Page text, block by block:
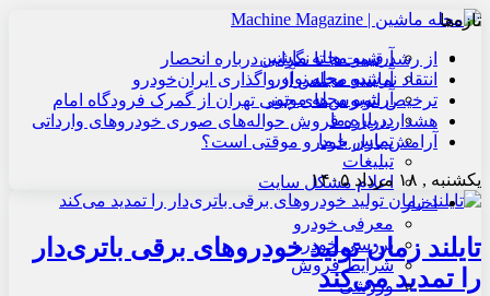
آرشیو مجله ماشین
آرشیو مجله نوآور
آرشیو مجله موتور
درباره ما
تماس با ما
تبلیغات
اعلام مشکل سایت
اخبار
معرفی خودرو
بررسی خودرو
شرایط فروش
ورزشی
تازه‌ها
از رشد قیمت‌ها تا نگرانی درباره انحصار
انتقاد نماینده مجلس از واگذاری ایران‌خودرو
ترخیص اتوبوس‌های چینی تهران از گمرک فرودگاه امام
هشدار درباره فروش حواله‌های صوری خودروهای وارداتی
آرامش بازار خودرو موقتی است؟
یکشنبه , ۱۸ مرداد ۱۴۰۵
تایلند زمان تولید خودروهای برقی باتری‌دار
را تمدید می‌کند